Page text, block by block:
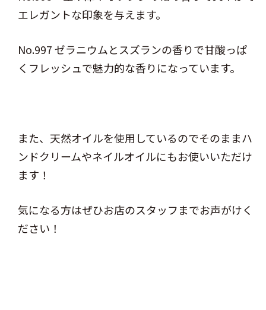
エレガントな印象を与えます。
No.997 ゼラニウムとスズランの香りで甘酸っぱ
くフレッシュで魅力的な香りになっています。
また、天然オイルを使用しているのでそのままハ
ンドクリームやネイルオイルにもお使いいただけ
ます！
気になる方はぜひお店のスタッフまでお声がけく
ださい！